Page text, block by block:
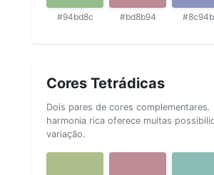
#94bd8c #bd8b94
Cores Tetrádicas
Dois pares de cores complementares.
harmonia rica oferece muitas
variação.